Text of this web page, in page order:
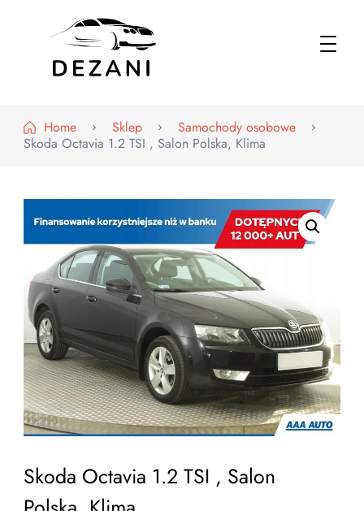
Home
Sklep
Samochody osobowe
Skoda Octavia 1.2 TSI , Salon Polska, Klima
Skoda Octavia 1.2 TSI , Salon